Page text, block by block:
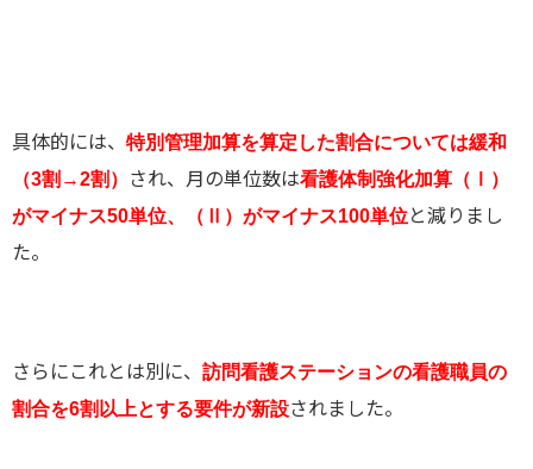
具体的には、 特別管理加算を算定した割合については緩和
（3割→2割）
され、月の単位数は看護体制強化加算（Ⅰ）
がマイナス50単位、（Ⅱ）がマイナス100単位と減りまし
た。
さらにこれとは別に、 訪問看護ステーションの看護職員の
割合を6割以上とする要件が新設されました。